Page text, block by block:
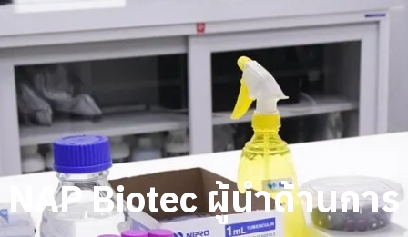
NAP Biotec ผู้นำด้านการ